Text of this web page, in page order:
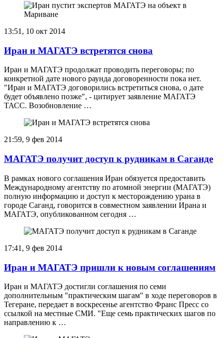
13:51, 10 окт 2014
Иран и МАГАТЭ встретятся снова
Иран и МАГАТЭ продолжат проводить переговоры; по
конкретной дате нового раунда договоренности пока нет.
"Иран и МАГАТЭ договорились встретиться снова, о дате
будет объявлено позже", - цитирует заявление МАГАТЭ
ТАСС. Возобновление …
21:59, 9 фев 2014
МАГАТЭ получит доступ к рудникам в Саганде
В рамках нового соглашения Иран обязуется предоставить
Международному агентству по атомной энергии (МАГАТЭ)
полную информацию и доступ к месторождению урана в
городе Саганд, говорится в совместном заявлении Ирана и
МАГАТЭ, опубликованном сегодня …
17:41, 9 фев 2014
Иран и МАГАТЭ пришли к новым соглашениям
Иран и МАГАТЭ достигли соглашения по семи
дополнительным "практическим шагам" в ходе переговоров в
Тегеране, передает в воскресенье агентство Франс Пресс со
ссылкой на местные СМИ. "Еще семь практических шагов по
направлению к …